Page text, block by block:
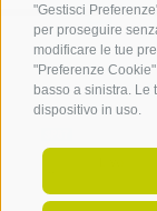
"Gestisci
per proseguire
modificare le tue
"Preferenze
basso a sinistra. Le
dispositivo in uso.